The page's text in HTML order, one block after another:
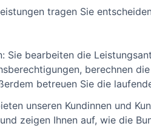
tragen Sie
Sie bearbeiten die
berechnen
betreuen Sie die
unseren Kundinnen und
zeigen Ihnen auf, wie die